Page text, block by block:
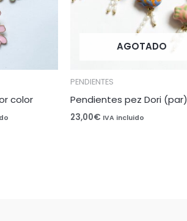
color
AGOTADO
PENDIENTES
Pendientes pez Dori (par)
23,00€ IVA incluido